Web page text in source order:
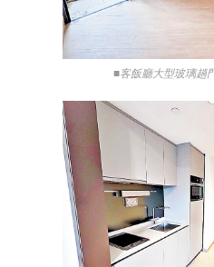
■客飯廳大型玻璃趟